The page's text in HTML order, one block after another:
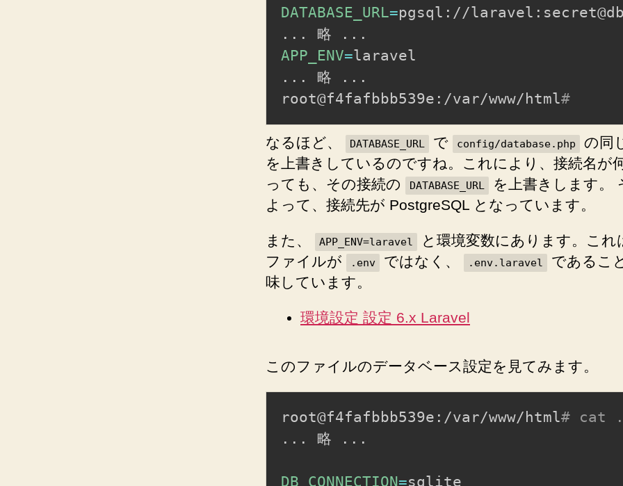
DATABASE_URL=pgsql://
.. . 略 ..
APP_ENV=
.. . 略 .. .
root@f4fafbbb539e:/var/www/html#
なるほど、 DATABASE_URL で config/database.php
の同
を上書きしているのですね。これにより、接続名が
っても、その接続の
DATABASE_URL
を上書きします。
よって、接続先が PostgreSQL となっています。
また、 APP_ENV=laravel
と環境変数にあります。これ
ファイルが
.env ではなく、 .env.laravel
であるこ
味しています。
環境設定 設定 6.x Laravel
このファイルのデータベース設定を見てみます。
root@f4fafbbb539e:/var/www/html# cat
.. . 略 .. .
DB_CONNECTION=sqlite